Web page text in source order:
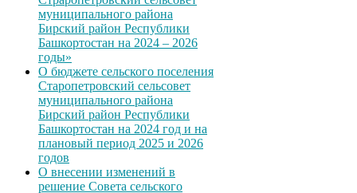
муниципального района
Бирский район Республики
Башкортостан на 2024 – 2026
годы»
О бюджете сельского поселения
Старопетровский сельсовет
муниципального района
Бирский район Республики
Башкортостан на 2024 год и на
плановый период 2025 и 2026
годов
О внесении изменений в
решение Совета сельского